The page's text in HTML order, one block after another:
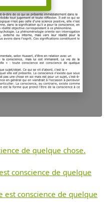
de quelque chose.
conscience de quelque
est conscience de quelque